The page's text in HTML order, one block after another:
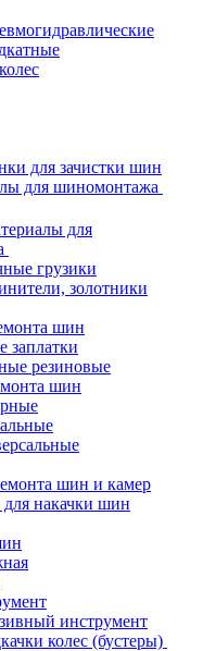
для зачистки шин
для шиномонтажа
для
грузики
золотники
шин
заплатки
резиновые
шин
шин и камер
накачки шин
инструмент
колес (бустеры)